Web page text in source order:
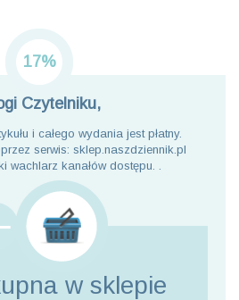
17%
Czytelniku,
i całego wydania jest płatny.
serwis: sklep.naszdziennik.pl
wachlarz kanałów dostępu. .
w sklepie